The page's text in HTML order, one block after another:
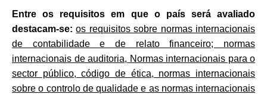
Entre os requisitos em que o país será avaliado
destacam-se: os requisitos sobre normas internacionais
de contabilidade e de relato financeiro; normas
internacionais de auditoria, Normas internacionais para o
sector público, código de ética, normas internacionais
sobre o controlo de qualidade e as normas internacionais